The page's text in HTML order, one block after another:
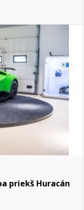
priekš Huracán